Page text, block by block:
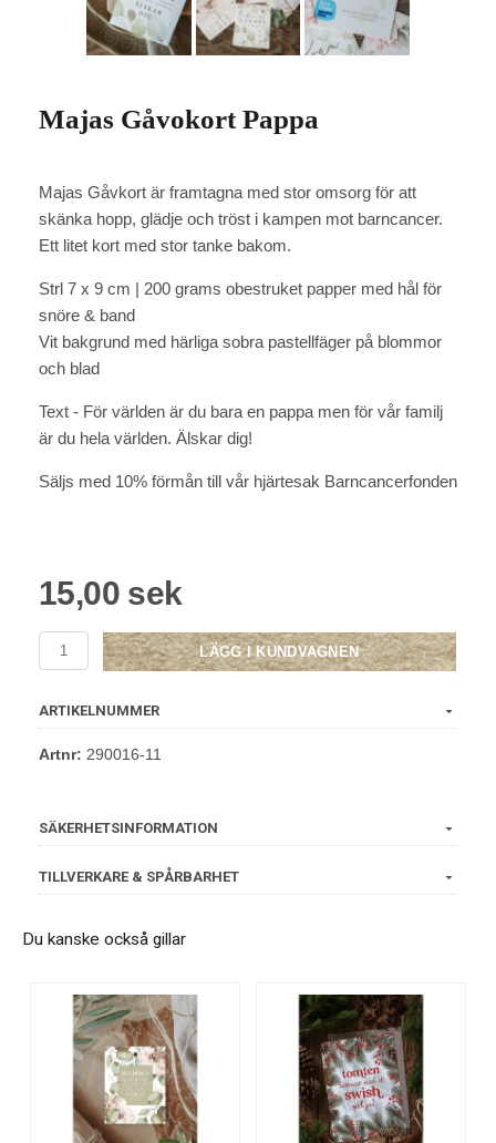
Majas Gåvokort Pappa
Majas Gåvkort är framtagna med stor omsorg för att
skänka hopp, glädje och tröst i kampen mot barncancer.
Ett litet kort med stor tanke bakom.
Strl 7 x 9 cm | 200 grams obestruket papper med hål för
snöre & band
Vit bakgrund med härliga sobra pastellfäger på blommor
och blad
Text - För världen är du bara en pappa men för vår familj
är du hela världen. Älskar dig!
Säljs med 10% förmån till vår hjärtesak Barncancerfonden
15,00 sek
LÄGG I KUNDVAGNEN
ARTIKELNUMMER
Artnr: 290016-11
SÄKERHETSINFORMATION
TILLVERKARE & SPÅRBARHET
Du kanske också gillar